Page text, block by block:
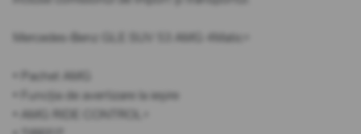
Mercedes-Benz GLE SUV 53 AMG 4Matic+
• Pachet AMG
• Funcția de avertizare la ieșire
• AMG RIDE CONTROL+